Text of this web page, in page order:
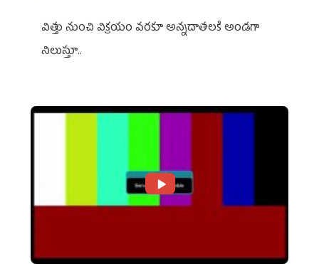
విత్తు నుంచి విక్రయం వరకూ అన్నదాతలకి అండగా
నిలుస్తూ..